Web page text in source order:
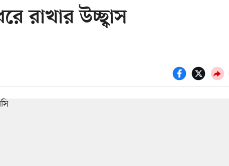
রাখার উচ্ছ্বাস